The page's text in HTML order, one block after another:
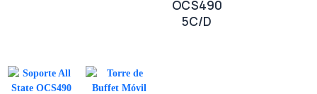
OCS490
5C/D